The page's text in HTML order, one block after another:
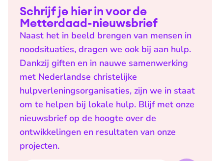
Schrijf je hier in voor de
Metterdaad-nieuwsbrief
Naast het in beeld brengen van mensen in
noodsituaties, dragen we ook bij aan hulp.
Dankzij giften en in nauwe samenwerking
met Nederlandse christelijke
hulpverleningsorganisaties, zijn we in staat
om te helpen bij lokale hulp. Blijf met onze
nieuwsbrief op de hoogte over de
ontwikkelingen en resultaten van onze
projecten.